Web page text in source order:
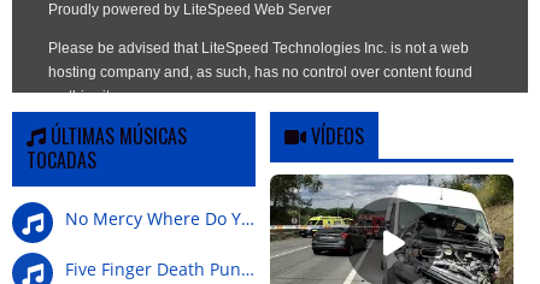
ÚLTIMAS MÚSICAS
TOCADAS
No Mercy Where Do You G
Five Finger Death Punch-Wrong Side Of Heaven
VÍDEOS